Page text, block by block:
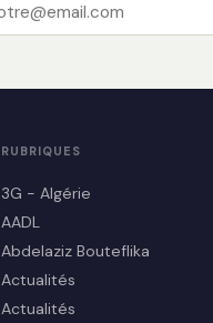
RUBRIQUES
3G - Algérie
AADL
Abdelaziz Bouteflika
Actualités
Actualités